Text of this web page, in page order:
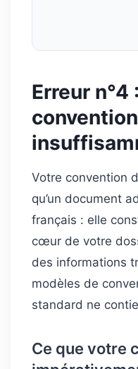
Erreur n°4
Votre convention
qu’un document
français : elle
cœur de votre
des informations
modèles de
standard ne
Ce que votre